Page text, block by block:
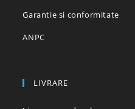
Garantie si conformitate
ANPC
LIVRARE